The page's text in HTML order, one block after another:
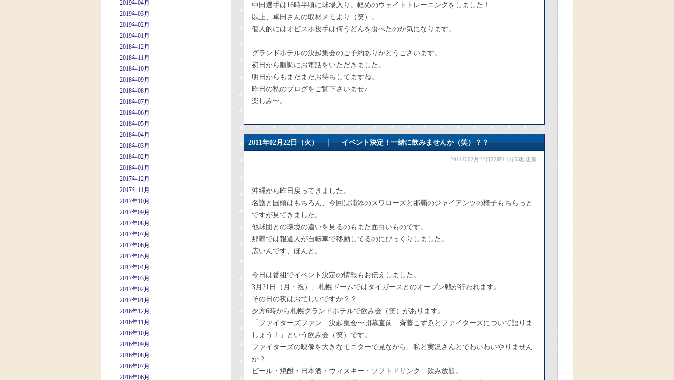
2019年04月
2019年03月
2019年02月
2019年01月
2018年12月
2018年11月
2018年10月
2018年09月
2018年08月
2018年07月
2018年06月
2018年05月
2018年04月
2018年03月
2018年02月
2018年01月
2017年12月
2017年11月
2017年10月
2017年09月
2017年08月
2017年07月
2017年06月
2017年05月
2017年04月
2017年03月
2017年02月
2017年01月
2016年12月
2016年11月
2016年10月
2016年09月
2016年08月
2016年07月
2016年06月
中田選手は16時半頃に球場入り。軽めのウェイトトレーニングをしました！
以上、卓田さんの取材メモより（笑）。
個人的にはオビスポ投手は何うどんを食べたのか気になります。
グランドホテルの決起集会のご予約ありがとうございます。
初日から順調にお電話をいただきました。
明日からもまだまだお待ちしてますね。
昨日の私のブログをご覧下さいませ♪
楽しみ〜。
2011年02月22日（火） ｜イベント決定！一緒に飲みませんか（笑）？？
2011年02月22日22時11分53秒更新
沖縄から昨日戻ってきました。
名護と国頭はもちろん、今回は浦添のスワローズと那覇のジャイアンツの様子もちらっと
ですが見てきました。
他球団との環境の違いを見るのもまた面白いものです。
那覇では報道人が自転車で移動してるのにびっくりしました。
広いんです、ほんと。
今日は番組でイベント決定の情報もお伝えしました。
3月21日（月・祝）、札幌ドームではタイガースとのオープン戦が行われます。
その日の夜はお忙しいですか？？
夕方6時から札幌グランドホテルで飲み会（笑）があります。
「ファイターズファン 決起集会〜開幕直前 斉藤こずゑとファイターズについて語りま
しょう！」という飲み会（笑）です。
ファイターズの映像を大きなモニターで見ながら、私と実況さんとでわいわいやりません
か？
ビール・焼酎・日本酒・ウィスキー・ソフトドリンク 飲み放題。